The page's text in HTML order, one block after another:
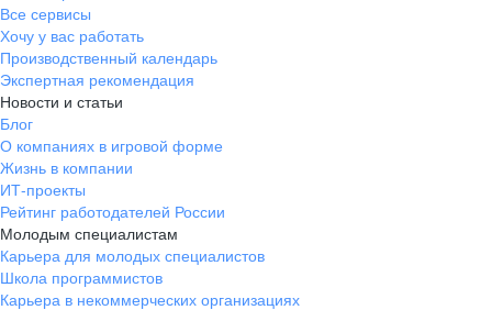
Все сервисы
Хочу у вас работать
Производственный календарь
Экспертная рекомендация
Новости и статьи
Блог
О компаниях в игровой форме
Жизнь в компании
ИТ-проекты
Рейтинг работодателей России
Молодым специалистам
Карьера для молодых специалистов
Школа программистов
Карьера в некоммерческих организациях